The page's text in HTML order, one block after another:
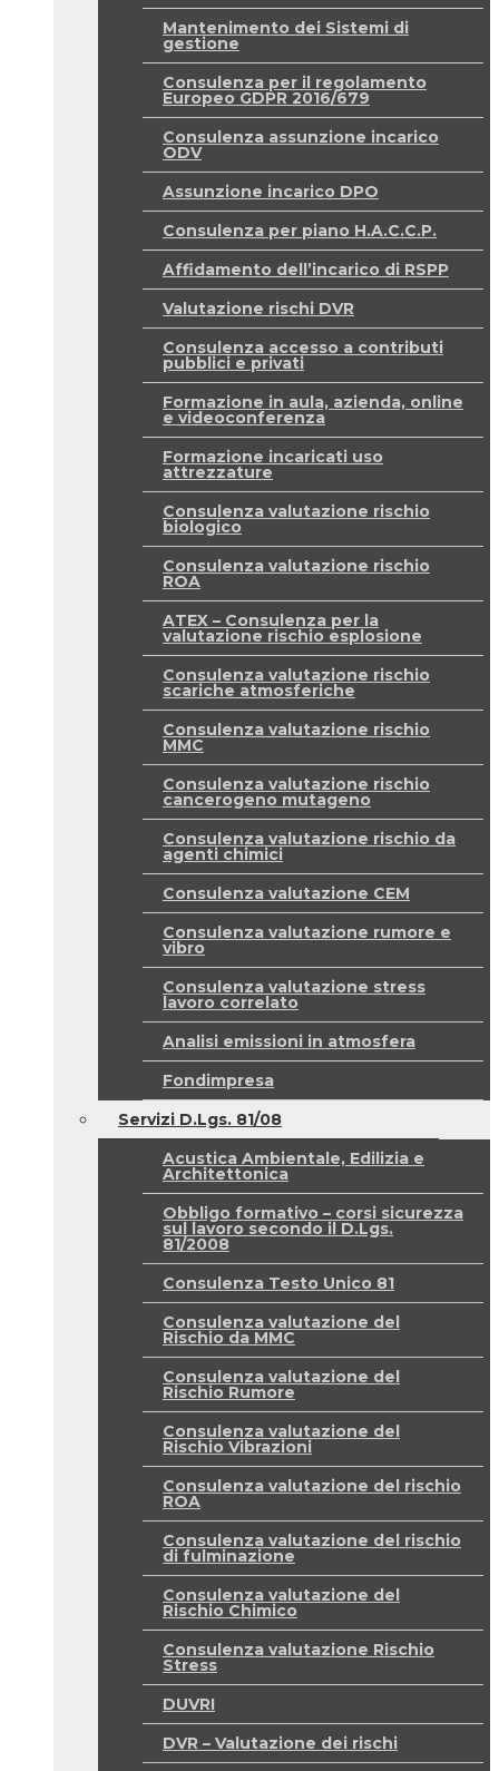
Mantenimento dei Sistemi di
gestione
Consulenza per il regolamento
Europeo GDPR 2016/679
Consulenza assunzione incarico
ODV
Assunzione incarico DPO
Consulenza per piano H.A.C.C.P.
Affidamento dell’incarico di RSPP
Valutazione rischi DVR
Consulenza accesso a contributi
pubblici e privati
Formazione in aula, azienda, online
e videoconferenza
Formazione incaricati uso
attrezzature
Consulenza valutazione rischio
biologico
Consulenza valutazione rischio
ROA
ATEX – Consulenza per la
valutazione rischio esplosione
Consulenza valutazione rischio
scariche atmosferiche
Consulenza valutazione rischio
MMC
Consulenza valutazione rischio
cancerogeno mutageno
Consulenza valutazione rischio da
agenti chimici
Consulenza valutazione CEM
Consulenza valutazione rumore e
vibro
Consulenza valutazione stress
lavoro correlato
Analisi emissioni in atmosfera
Fondimpresa
Servizi D.Lgs. 81/08
Acustica Ambientale, Edilizia e
Architettonica
Obbligo formativo – corsi sicurezza
sul lavoro secondo il D.Lgs.
81/2008
Consulenza Testo Unico 81
Consulenza valutazione del
Rischio da MMC
Consulenza valutazione del
Rischio Rumore
Consulenza valutazione del
Rischio Vibrazioni
Consulenza valutazione del rischio
ROA
Consulenza valutazione del rischio
di fulminazione
Consulenza valutazione del
Rischio Chimico
Consulenza valutazione Rischio
Stress
DUVRI
DVR – Valutazione dei rischi